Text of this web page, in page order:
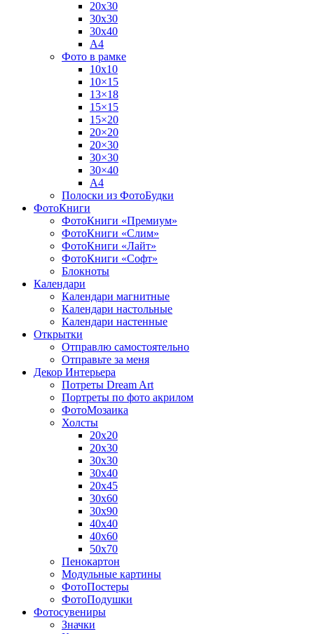
20х30
30х30
30х40
А4
Фото в рамке
10х10
10×15
13×18
15×15
15×20
20×20
20×30
30×30
30×40
A4
Полоски из ФотоБудки
ФотоКниги
ФотоКниги «Премиум»
ФотоКниги «Слим»
ФотоКниги «Лайт»
ФотоКниги «Софт»
Блокноты
Календари
Календари магнитные
Календари настольные
Календари настенные
Открытки
Отправлю самостоятельно
Отправьте за меня
Декор Интерьера
Потреты Dream Art
Портреты по фото акрилом
ФотоМозаика
Холсты
20х20
20х30
30х30
30х40
20х45
30х60
30х90
40х40
40х60
50х70
Пенокартон
Модульные картины
ФотоПостеры
ФотоПодушки
Фотоcувениры
Значки